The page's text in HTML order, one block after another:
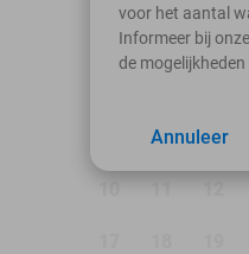
Ma
Di Wo
4 5
voor het aantal
Informeer bij
de mogelijkheden
Annuleer